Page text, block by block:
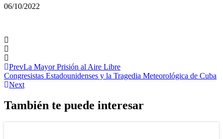
06/10/2022
PrevLa Mayor Prisión al Aire Libre
Congresistas Estadounidenses y la Tragedia Meteorológica de Cuba
Next
También te puede interesar